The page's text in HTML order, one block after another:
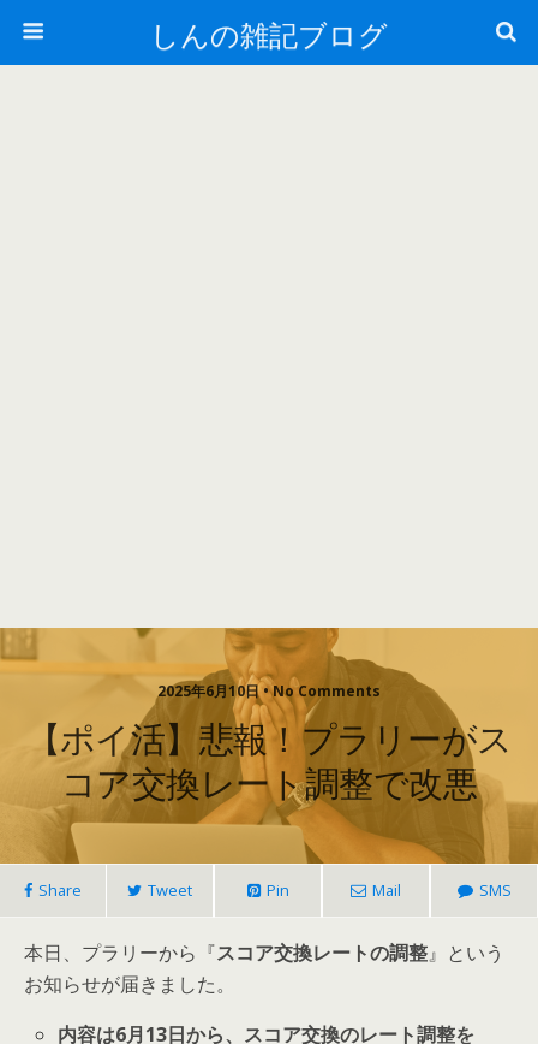
しんの雑記ブログ
2025年6月10日 • No Comments
【ポイ活】悲報！プラリーがス
コア交換レート調整で改悪
Share Tweet Pin Mail SMS
本日、プラリーから『スコア交換レートの調整』という
お知らせが届きました。
内容は6月13日から、スコア交換のレート調整を